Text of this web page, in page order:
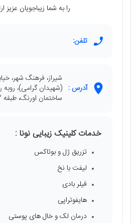
را به شما زیباجویان عزیز
تلفن:
آدرس :
شیراز، فرهنگ شهر،
ساختمان اورنگ، طبقه 2، واحد 2
خدمات کلینیک زیبایی نونا :
تزریق ژل و بوتاکس
لیفت با نخ
فیلر بادی
هایفوتراپی
درمان لک و خال های پوستی